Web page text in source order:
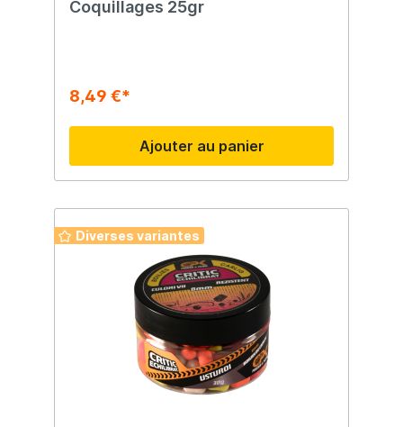
Coquillages 25gr
8,49 €*
Ajouter au panier
Diverses variantes